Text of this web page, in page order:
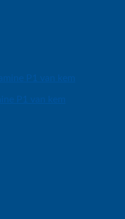
P1 van kem